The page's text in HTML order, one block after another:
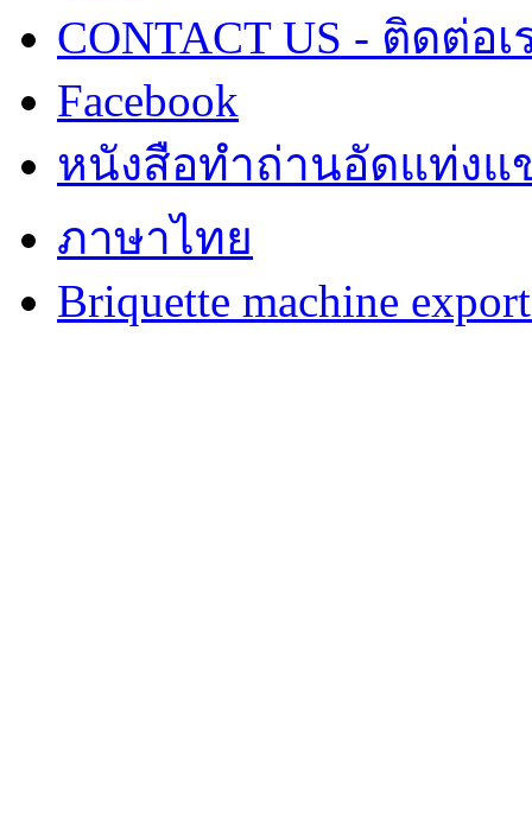
CONTACT US - ติดต่อเ
Facebook
หนังสือทำถ่านอัดแท่งแ
ภาษาไทย
Briquette machine